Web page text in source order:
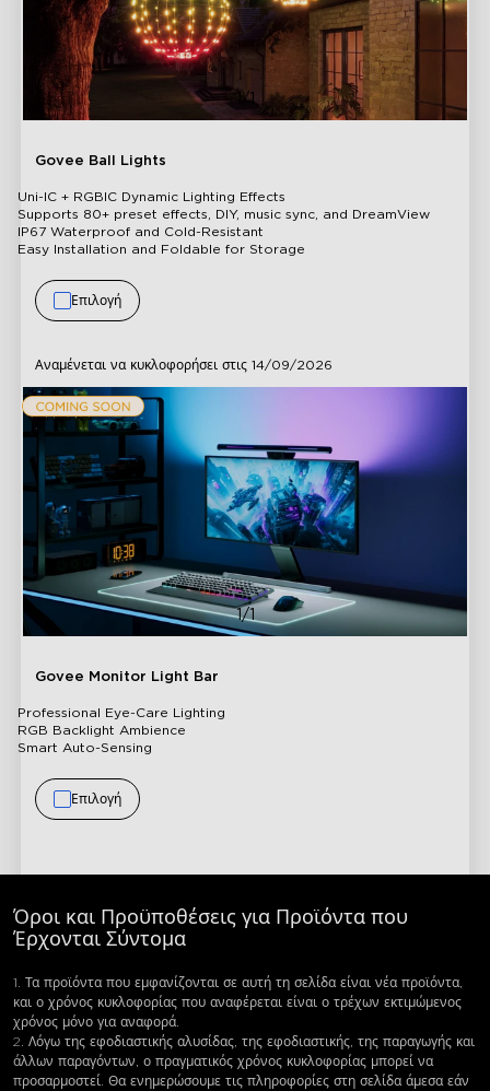
1/1
Govee Ball Lights
Uni-IC + RGBIC Dynamic Lighting Effects
Supports 80+ preset effects, DIY, music sync, and DreamView
IP67 Waterproof and Cold-Resistant
Easy Installation and Foldable for Storage
Επιλογή
Αναμένεται να κυκλοφορήσει στις 14/09/2026
1/1
Govee Monitor Light Bar
Professional Eye-Care Lighting
RGB Backlight Ambience
Smart Auto-Sensing
Επιλογή
Όροι και Προϋποθέσεις για Προϊόντα που
Έρχονται Σύντομα
1. Τα προϊόντα που εμφανίζονται σε αυτή τη σελίδα είναι νέα προϊόντα,
και ο χρόνος κυκλοφορίας που αναφέρεται είναι ο τρέχων εκτιμώμενος
χρόνος μόνο για αναφορά.
2. Λόγω της εφοδιαστικής αλυσίδας, της εφοδιαστικής, της παραγωγής και
άλλων παραγόντων, ο πραγματικός χρόνος κυκλοφορίας μπορεί να
προσαρμοστεί. Θα ενημερώσουμε τις πληροφορίες στη σελίδα άμεσα εάν